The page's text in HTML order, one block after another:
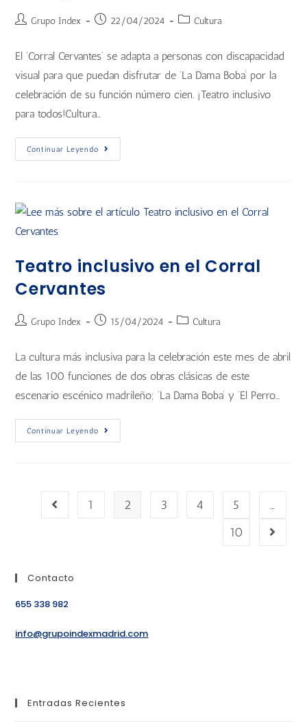
Grupo Index 22/04/2024 Cultura
El ‘Corral Cervantes’ se adapta a personas con discapacidad
visual para que puedan disfrutar de ‘La Dama Boba’ por la
celebración de su función número cien. ¡Teatro inclusivo
para todos!Cultura…
Continuar Leyendo
Teatro inclusivo en el Corral
Cervantes
Grupo Index 15/04/2024 Cultura
La cultura más inclusiva para la celebración este mes de abril
de las 100 funciones de dos obras clásicas de este
escenario escénico madrileño; ‘La Dama Boba’ y ‘El Perro…
Continuar Leyendo
1 2 3 4 5
…
10
Contacto
655 338 982
info@grupoindexmadrid.com
Entradas Recientes